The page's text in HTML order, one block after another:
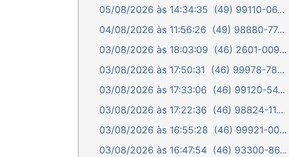
05/08/2026 às 14:34:35 (49) 99110-06...
04/08/2026 às 11:56:26 (49) 98880-77...
03/08/2026 às 18:03:09 (46) 2601-009...
03/08/2026 às 17:50:31 (46) 99978-78...
03/08/2026 às 17:33:06 (46) 99120-54...
03/08/2026 às 17:22:36 (46) 98824-11...
03/08/2026 às 16:55:28 (46) 99921-00...
03/08/2026 às 16:47:54 (46) 93300-86...